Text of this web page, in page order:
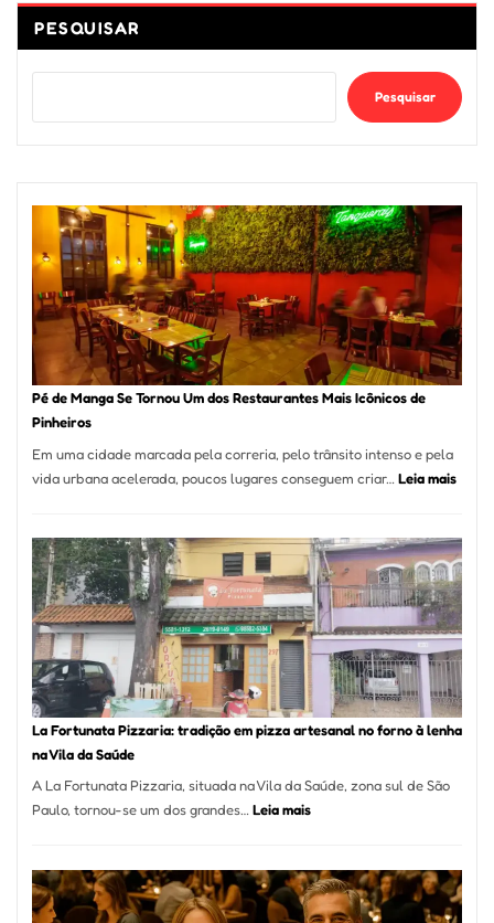
PESQUISAR
Pesquisar
Pé de Manga Se Tornou Um dos Restaurantes Mais Icônicos de
Pinheiros
Em uma cidade marcada pela correria, pelo trânsito intenso e pela
vida urbana acelerada, poucos lugares conseguem criar… Leia mais:
Se
Um
dos
Mais
La Fortunata Pizzaria: tradição em pizza artesanal no forno à lenha
na Vila da Saúde
A La Fortunata Pizzaria, situada na Vila da Saúde, zona sul de São
Paulo, tornou-se um dos grandes…Leia mais:
Pizzaria:
tradição